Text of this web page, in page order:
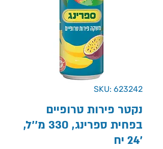
SKU: 623242
נקטר פירות טרופיים
בפחית ספרינג, 330 מ''ל,
24 יח'